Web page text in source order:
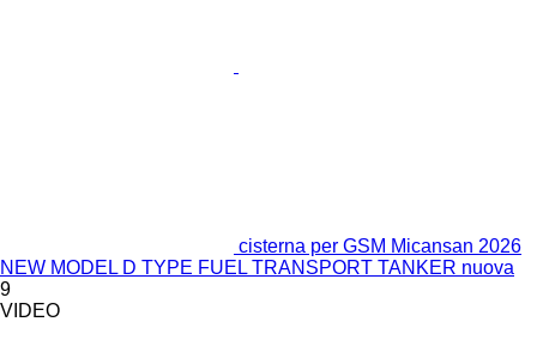
cisterna per GSM Micansan 2026
NEW MODEL D TYPE FUEL TRANSPORT TANKER nuova
9
VIDEO